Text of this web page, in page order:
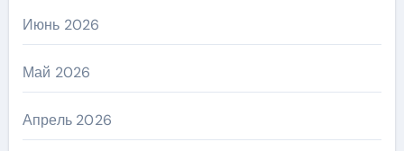
Июнь 2026
Май 2026
Апрель 2026